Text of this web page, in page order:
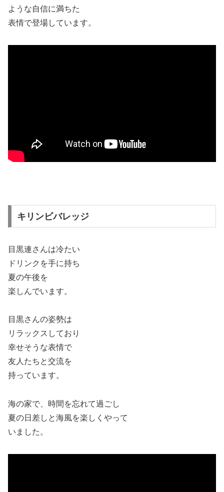
ような自信に満ちた
表情で登場しています。
キリンビバレッジ
目黒連さんは冷たい
ドリンクを手に持ち
夏の午後を
楽しんでいます。
目黒さんの姿勢は
リラックスしており
幸せそうな表情で
友人たちと交流を
持っています。
海の家で、時間を忘れて過ごし
夏の日差しと海風を楽しくやって
いました。